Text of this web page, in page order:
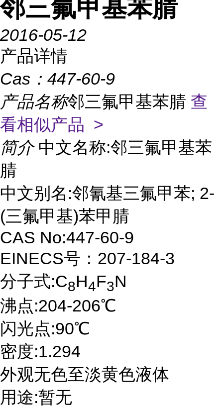
邻三氟甲基苯腈
2016-05-12
产品详情
Cas： 447-60-9
产品名称邻三氟甲基苯腈 查
看相似产品 >
简介 中文名称:邻三氟甲基苯
腈
中文别名:邻氰基三氟甲苯; 2-
(三氟甲基)苯甲腈
CAS No:447-60-9
EINECS号：207-184-3
分子式:C8H4F3N
沸点:204-206℃
闪光点:90℃
密度:1.294
外观无色至淡黄色液体
用途:暂无